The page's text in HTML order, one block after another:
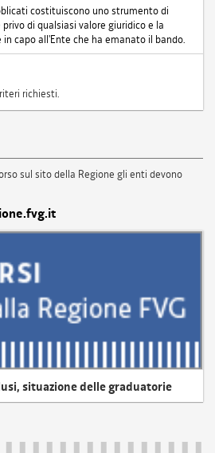
costituiscono uno strumento di
di qualsiasi valore giuridico e la
capo all'Ente che ha emanato il bando.
richiesti.
sul sito della Regione gli enti devono
situazione delle graduatorie